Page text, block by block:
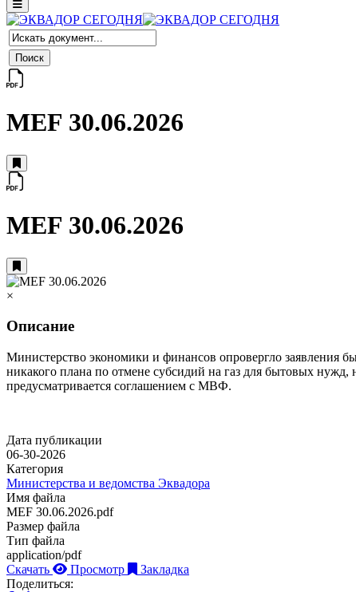
MEF 30.06.2026
MEF 30.06.2026
×
Описание
Министерство экономики и финансов опровергло заявления
никакого плана по отмене субсидий на газ для бытовых
предусматривается соглашением с МВФ.
Дата публикации
06-30-2026
Категория
Министерства и ведомства Эквадора
Имя файла
MEF 30.06.2026.pdf
Размер файла
Тип файла
application/pdf
Скачать
Просмотр
Закладка
Поделиться: